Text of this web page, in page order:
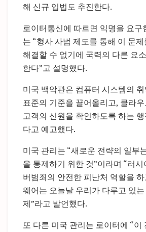
해 신규 입법도 추진한다.
로이터통신에 따르면 익명을 요구
는 “형사 사법 제도를 통해 이 문
해결할 수 없기에 국력의 다른 요
한다”고 설명했다.
미국 백악관은 컴퓨터 시스템의
표준의 기준을 끌어올리고, 클라
고객의 신원을 확인하도록 하는
다고 예고했다.
미국 관리는 “새로운 전략의 일부
을 통제하기 위한 것”이라며 “러
버범죄의 안전한 피난처 역할을
웨어는 오늘날 우리가 다루고 있
제”라고 발언했다.
또 다른 미국 관리는 로이터에 “이